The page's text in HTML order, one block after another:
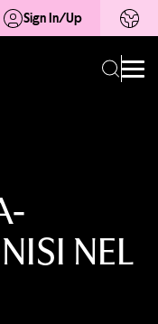
Sign In/Up
NEL